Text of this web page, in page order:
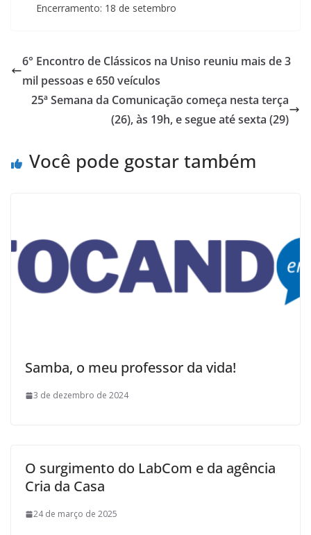
Encerramento: 18 de setembro
6° Encontro de Clássicos na Uniso reuniu mais de 3
mil pessoas e 650 veículos
25ª Semana da Comunicação começa nesta terça
(26), às 19h, e segue até sexta (29)
Você pode gostar também
Samba, o meu professor da vida!
3 de dezembro de 2024
O surgimento do LabCom e da agência
Cria da Casa
24 de março de 2025